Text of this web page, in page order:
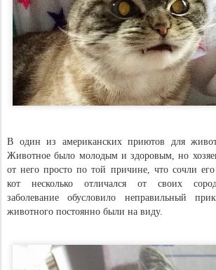
В один из американских приютов для
Животное было молодым и здоровым, но
от него просто по той причине, что сочли
кот несколько отличался от своих
заболевание обусловило неправильный
животного постоянно были на виду.